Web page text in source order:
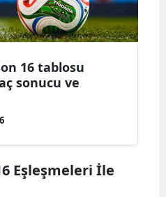
16 tablosu
sonucu ve
Eşleşmeleri İle